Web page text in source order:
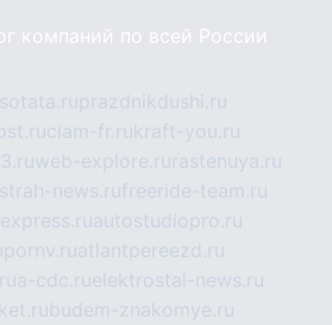
компаний по всей России
prazdnikdushi.ru
ciam-fr.rukraft-you.ru
web-explore.ru rastenuya.ru
strah-news.rufreeride-team.ru
autostudiopro.ru
pornv.ruatlantpereezd.ru
a-cdc.ruelektrostal-news.ru
budem-znakomye.ru